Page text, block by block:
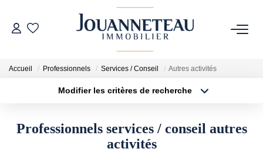
OFF-MARKET
ESTIMER
Accueil Professionnels Services / Conseil Autres activités
Modifier les critères de recherche
Type de bien
Surface min
Professionnels services / conseil autres
activités